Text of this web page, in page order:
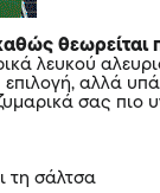
θεωρείται
λευκού
επιλογή, αλλά
σας πιο
τη σάλτσα